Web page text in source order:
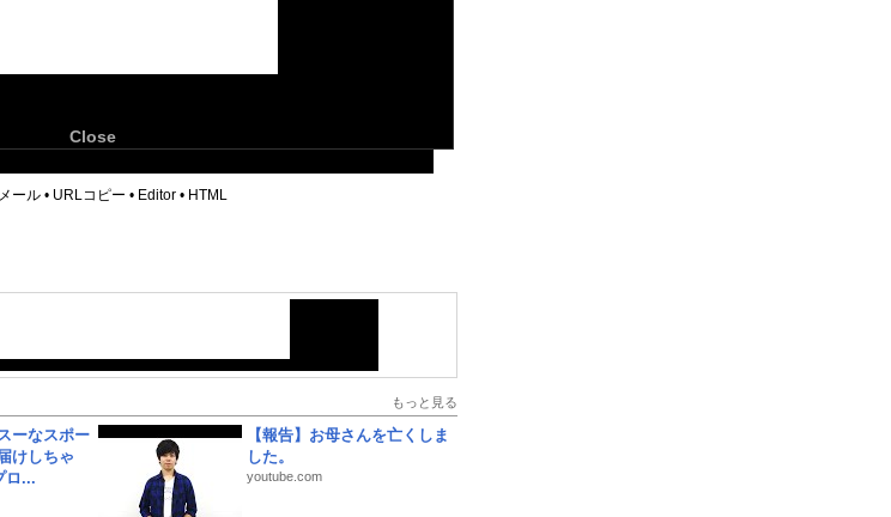
Close
メール • URLコピー • Editor • HTML
もっと見る
ーなスポー
けしちゃ
ロ...
【報告】お母さんを亡くしま
した。
youtube.com